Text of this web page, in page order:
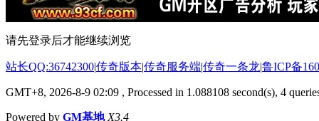
请先登录后才能继续浏览
站长QQ:36742300|传奇版本|传奇服务端|传奇一条龙|鲁ICP备
GMT+8, 2026-8-9 02:09 , Processed in 1.088108 second(s), 4
Powered by GM基地 X3.4